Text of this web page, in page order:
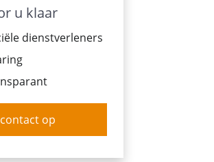
u klaar
dienstverleners
op